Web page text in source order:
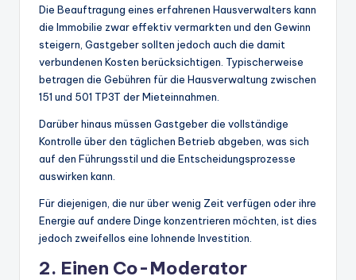
Die Beauftragung eines erfahrenen Hausverwalters kann
die Immobilie zwar effektiv vermarkten und den Gewinn
steigern, Gastgeber sollten jedoch auch die damit
verbundenen Kosten berücksichtigen. Typischerweise
betragen die Gebühren für die Hausverwaltung zwischen
151 und 501 TP3T der Mieteinnahmen.
Darüber hinaus müssen Gastgeber die vollständige
Kontrolle über den täglichen Betrieb abgeben, was sich
auf den Führungsstil und die Entscheidungsprozesse
auswirken kann.
Für diejenigen, die nur über wenig Zeit verfügen oder ihre
Energie auf andere Dinge konzentrieren möchten, ist dies
jedoch zweifellos eine lohnende Investition.
2. Einen Co-Moderator